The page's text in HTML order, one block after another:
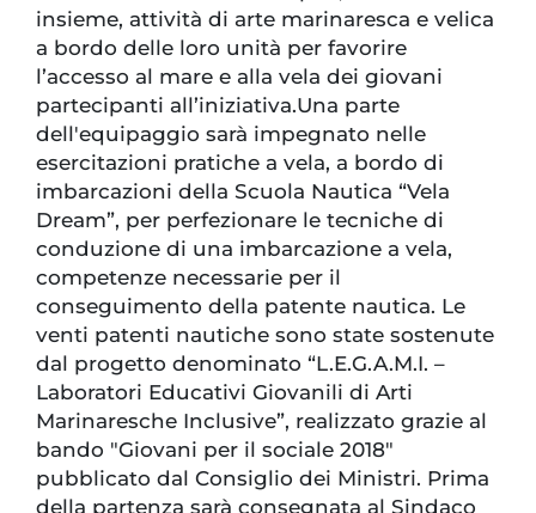
insieme, attività di arte marinaresca e velica
a bordo delle loro unità per favorire
l’accesso al mare e alla vela dei giovani
partecipanti all’iniziativa.Una parte
dell'equipaggio sarà impegnato nelle
esercitazioni pratiche a vela, a bordo di
imbarcazioni della Scuola Nautica “Vela
Dream”, per perfezionare le tecniche di
conduzione di una imbarcazione a vela,
competenze necessarie per il
conseguimento della patente nautica. Le
venti patenti nautiche sono state sostenute
dal progetto denominato “L.E.G.A.M.I. –
Laboratori Educativi Giovanili di Arti
Marinaresche Inclusive”, realizzato grazie al
bando "Giovani per il sociale 2018"
pubblicato dal Consiglio dei Ministri. Prima
della partenza sarà consegnata al Sindaco